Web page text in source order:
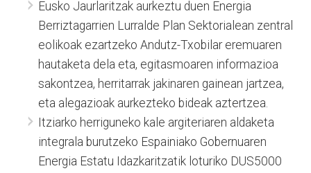
Eusko Jaurlaritzak aurkeztu duen Energia
Berriztagarrien Lurralde Plan Sektorialean zentral
eolikoak ezartzeko Andutz-Txobilar eremuaren
hautaketa dela eta, egitasmoaren informazioa
sakontzea, herritarrak jakinaren gainean jartzea,
eta alegazioak aurkezteko bideak aztertzea.
Itziarko herriguneko kale argiteriaren aldaketa
integrala burutzeko Espainiako Gobernuaren
Energia Estatu Idazkaritzatik loturiko DUS5000